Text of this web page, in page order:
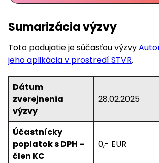
Sumarizácia výzvy
Toto podujatie je súčasťou výzvy
jeho aplikácia v prostredí STVR.
Dátum
zverejnenia
výzvy
28.02.2025
Účastnícky
poplatok s DPH –
člen KC
0,- EUR